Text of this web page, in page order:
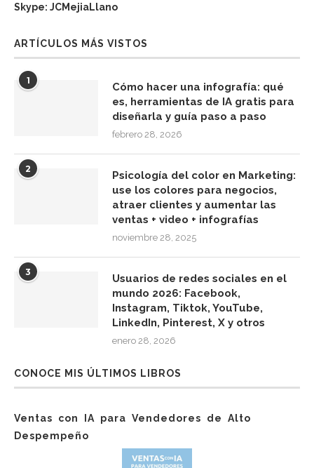
Skype: JCMejiaLlano
ARTÍCULOS MÁS VISTOS
1
Cómo hacer una infografía: qué
es, herramientas de IA gratis para
diseñarla y guía paso a paso
febrero 28, 2026
2
Psicología del color en Marketing:
use los colores para negocios,
atraer clientes y aumentar las
ventas + video + infografías
noviembre 28, 2025
3
Usuarios de redes sociales en el
mundo 2026: Facebook,
Instagram, Tiktok, YouTube,
LinkedIn, Pinterest, X y otros
enero 28, 2026
CONOCE MIS ÚLTIMOS LIBROS
Ventas con IA para Vendedores de Alto
Despempeño